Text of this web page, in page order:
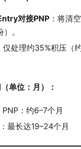
对接PNP ：将清
。
仅处理约35%积压（
单位：月）：
：约6–7个月
最长达19–24个月